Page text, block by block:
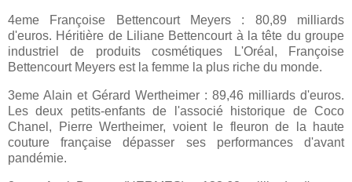
4eme Françoise Bettencourt Meyers : 80,89 milliards
d'euros. Héritière de Liliane Bettencourt à la tête du groupe
industriel de produits cosmétiques L'Oréal, Françoise
Bettencourt Meyers est la femme la plus riche du monde.
3eme Alain et Gérard Wertheimer : 89,46 milliards d'euros.
Les deux petits-enfants de l'associé historique de Coco
Chanel, Pierre Wertheimer, voient le fleuron de la haute
couture française dépasser ses performances d'avant
pandémie.